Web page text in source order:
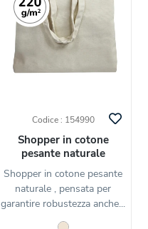
Codice : 154990
Shopper in cotone
pesante naturale
Shopper in cotone pesante
naturale , pensata per
garantire robustezza anche...